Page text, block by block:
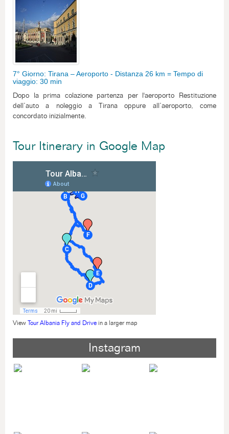
7° Giorno: Tirana – Aeroporto - Distanza 26 km = Tempo di
viaggio: 30 min
Dopo la prima colazione partenza per l'aeroporto Restituzione
dell’auto a noleggio a Tirana oppure all’aeroporto, come
concordato inizialmente.
Tour Itinerary in Google Map
View Tour Albania Fly and Drive in a larger map
Instagram